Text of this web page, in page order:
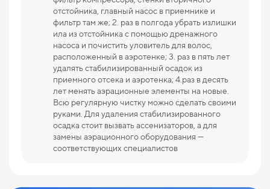
отстойника, главный насос в приемнике и
фильтр там же; 2. раз в полгода убрать излишки
ила из отстойника с помощью дренажного
насоса и почистить уловитель для волос,
расположенный в аэротенке; 3. раз в пять лет
удалять стабилизированный осадок из
приемного отсека и аэротенка; 4.раз в десять
лет менять аэрационные элементы на новые.
Всю регулярную чистку можно сделать своими
руками. Для удаления стабилизированного
осадка стоит вызвать ассенизаторов, а для
замены аэрационного оборудования —
соответствующих специалистов